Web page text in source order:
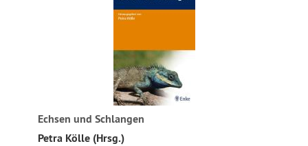
Echsen und Schlangen
Petra Kölle (Hrsg.)